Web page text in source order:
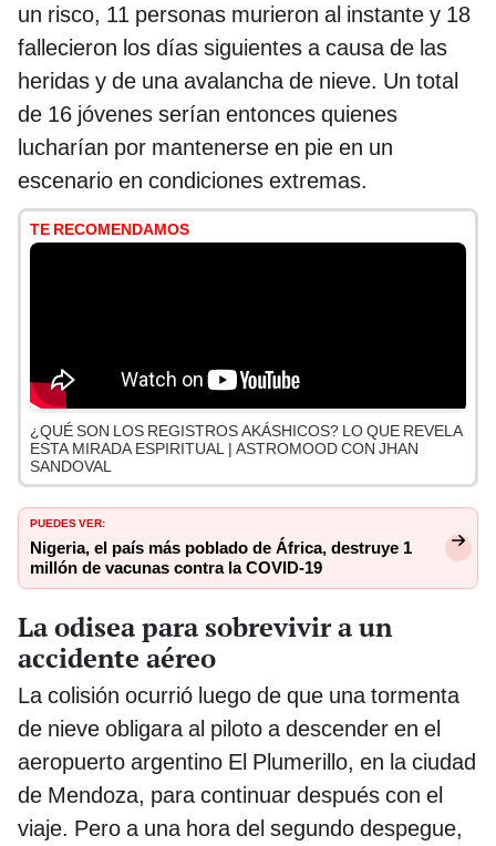
un risco, 11 personas murieron al instante y 18
fallecieron los días siguientes a causa de las
heridas y de una avalancha de nieve. Un total
de 16 jóvenes serían entonces quienes
lucharían por mantenerse en pie en un
escenario en condiciones extremas.
TE RECOMENDAMOS
¿QUÉ SON LOS REGISTROS AKÁSHICOS? LO QUE REVELA
ESTA MIRADA ESPIRITUAL | ASTROMOOD CON JHAN
SANDOVAL
PUEDES VER:
Nigeria, el país más poblado de África, destruye 1
millón de vacunas contra la COVID-19
La odisea para sobrevivir a un
accidente aéreo
La colisión ocurrió luego de que una tormenta
de nieve obligara al piloto a descender en el
aeropuerto argentino El Plumerillo, en la ciudad
de Mendoza, para continuar después con el
viaje. Pero a una hora del segundo despegue,